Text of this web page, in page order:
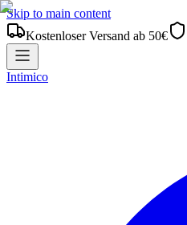
Skip to main content
Kostenloser Versand ab 50€
Intimico